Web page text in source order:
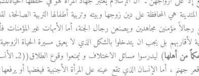
المتدينة هي المحافظة على دين زوجها وبيته وتربية أطفالها التربية
رجالاً مؤمنين مجاهدين ويصنعن رجال الجنة، أما الأمهات غير
لأقاربهم بل يجب ان يتدخلوا بالشكل الذي لا يعيق مسيرة الحياة
من أهلها
)
جهنم ، أما الإنسان الذي تقع عينه على المرأة الأجنبية فيغضها أو